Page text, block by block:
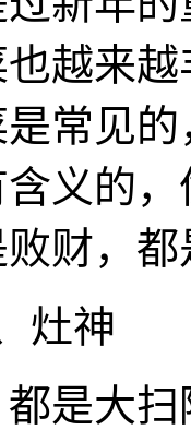
越来
常见
义的
财，
灶神
大扫